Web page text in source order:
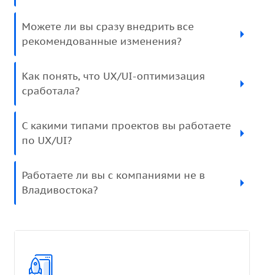
Можете ли вы сразу внедрить все
рекомендованные изменения?
Как понять, что UX/UI-оптимизация
сработала?
С какими типами проектов вы работаете
по UX/UI?
Работаете ли вы с компаниями не в
Владивостока?